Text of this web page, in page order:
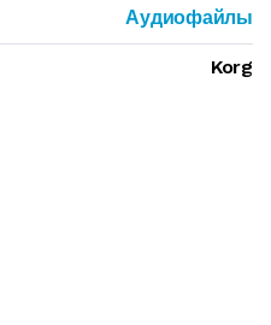
Аудиофайлы
Korg